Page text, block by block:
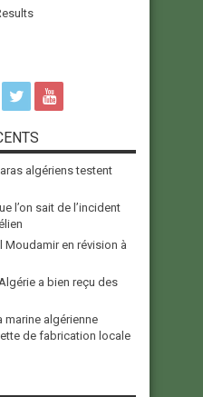
algériens testent
l’on sait de l’incident
Moudamir en révision à
a bien reçu des
marine algérienne
de fabrication locale